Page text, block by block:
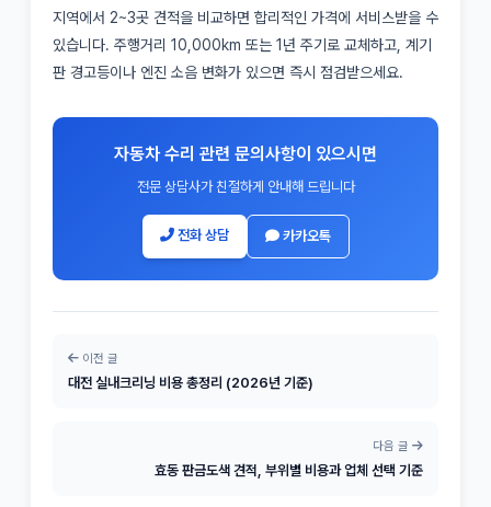
지역에서 2~3곳 견적을 비교하면 합리적인 가격에 서비스받을 수
있습니다. 주행거리 10,000km 또는 1년 주기로 교체하고, 계기
판 경고등이나 엔진 소음 변화가 있으면 즉시 점검받으세요.
자동차 수리 관련 문의사항이 있으시면
전문 상담사가 친절하게 안내해 드립니다
전화 상담 카카오톡
이전 글
대전 실내크리닝 비용 총정리 (2026년 기준)
다음 글
효동 판금도색 견적, 부위별 비용과 업체 선택 기준